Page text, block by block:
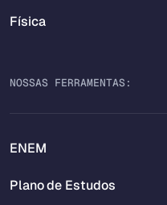
Física
NOSSAS FERRAMENTAS:
ENEM
Plano de Estudos